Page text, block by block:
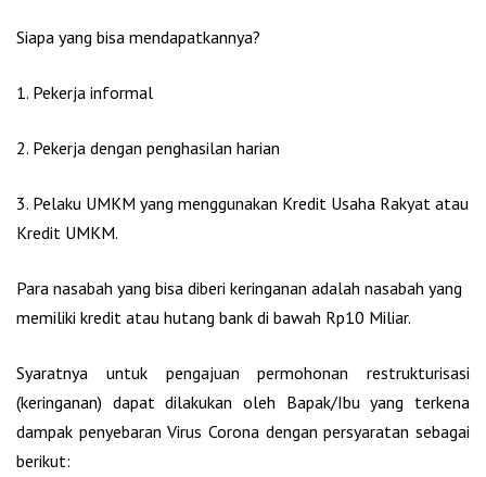
Siapa yang bisa mendapatkannya?
1. Pekerja informal
2. Pekerja dengan penghasilan harian
3. Pelaku UMKM yang menggunakan Kredit Usaha Rakyat atau
Kredit UMKM.
Para nasabah yang bisa diberi keringanan adalah nasabah yang
memiliki kredit atau hutang bank di bawah Rp10 Miliar.
Syaratnya untuk pengajuan permohonan restrukturisasi
(keringanan) dapat dilakukan oleh Bapak/Ibu yang terkena
dampak penyebaran Virus Corona dengan persyaratan sebagai
berikut: